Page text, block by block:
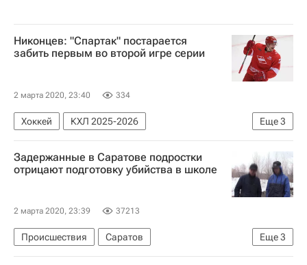
Никонцев: "Спартак" постарается
забить первым во второй игре серии
2 марта 2020, 23:40 334
Еще3
Хоккей
КХЛ 2025-2026
ХК Спартак (Москва)
ХК Динамо (Москва)
Анатолий Никонцев
Задержанные в Саратове подростки
отрицают подготовку убийства в школе
2 марта 2020, 23:39 37213
Еще3
Происшествия
Саратов
Федеральная служба безопасности РФ (ФСБ России)